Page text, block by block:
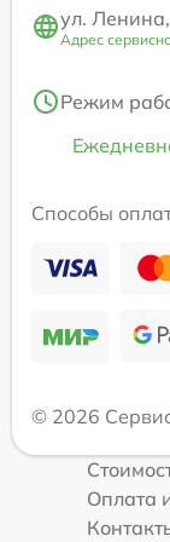
ул.
Адрес
Режим
Способы
© 2026
Оплата